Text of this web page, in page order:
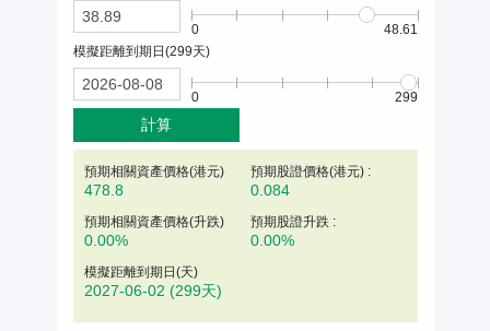
0
48.61
模擬距離到期日(299天)
0 299
計算
預期相關資產價格(港元)
478.8
預期股證價格(港元) :
0.084
預期相關資產價格(升跌)
0.00%
預期股證升跌 :
0.00%
模擬距離到期日(天)
2027-06-02 (299天)